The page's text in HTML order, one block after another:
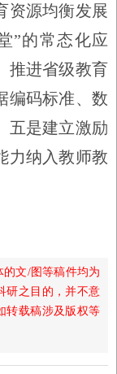
资源均衡发展
”的常态化应
推进省级教育
编码标准、数
五是建立激励
力纳入教师教
文/图等稿件均为
研之目的，并不意
转载稿涉及版权等